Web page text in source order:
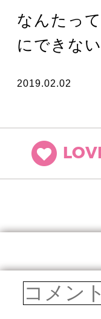
なんたっ
にできな
2019.02.02